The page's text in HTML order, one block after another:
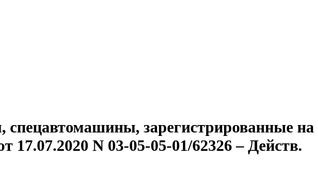
зарегистрированные на
N 03-05-05-01/62326 – Действ.